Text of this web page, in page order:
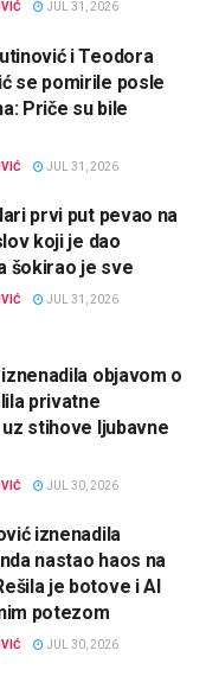
JUL 31, 2026
i Teodora
se pomirile posle
Priče su bile
JUL 31, 2026
prvi put pevao na
koji je dao
šokirao je sve
JUL 31, 2026
objavom o
privatne
stihove ljubavne
JUL 30, 2026
iznenadila
nastao haos na
je botove i AI
potezom
JUL 30, 2026